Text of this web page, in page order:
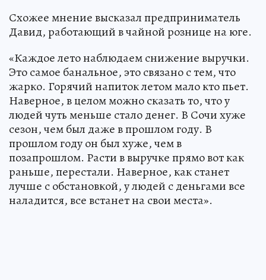
Схожее мнение высказал предприниматель
Давид, работающий в чайной рознице на юге.
«Каждое лето наблюдаем снижение выручки.
Это самое банальное, это связано с тем, что
жарко. Горячий напиток летом мало кто пьет.
Наверное, в целом можно сказать то, что у
людей чуть меньше стало денег. В Сочи хуже
сезон, чем был даже в прошлом году. В
прошлом году он был хуже, чем в
позапрошлом. Расти в выручке прямо вот как
раньше, перестали. Наверное, как станет
лучше с обстановкой, у людей с деньгами все
наладится, все встанет на свои места».